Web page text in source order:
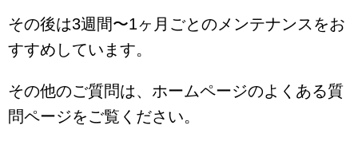
その後は3週間〜1ヶ月ごとのメンテナンスをお
すすめしています。
その他のご質問は、ホームページのよくある質
問ページをご覧ください。